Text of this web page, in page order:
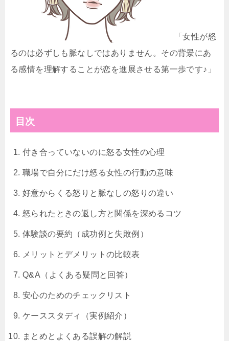
「女性が怒
るのは必ずしも脈なしではありません。その背景にあ
る感情を理解することが恋を進展させる第一歩です♪」
目次
付き合っていないのに怒る女性の心理
職場で自分にだけ怒る女性の行動の意味
好意からくる怒りと脈なしの怒りの違い
怒られたときの返し方と関係を深めるコツ
体験談の要約（成功例と失敗例）
メリットとデメリットの比較表
Q&A（よくある疑問と回答）
安心のためのチェックリスト
ケーススタディ（実例紹介）
まとめとよくある誤解の解説